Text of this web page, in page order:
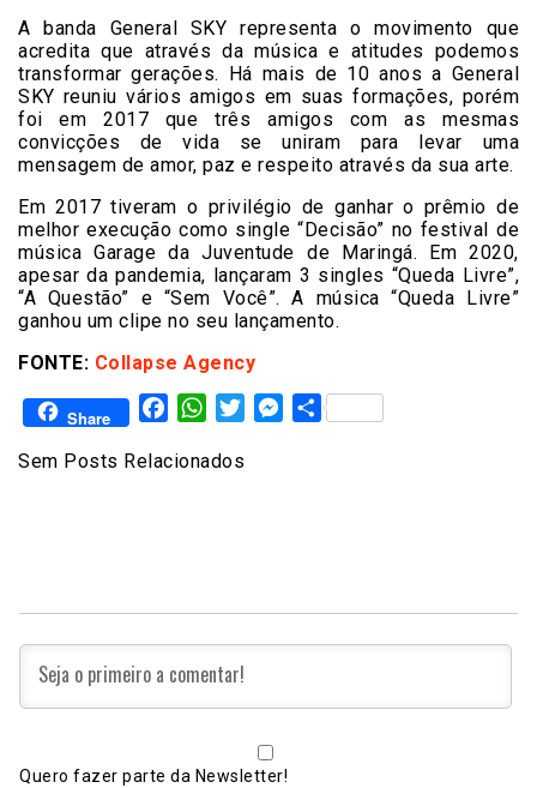
A banda General SKY representa o movimento que
acredita que através da música e atitudes podemos
transformar gerações. Há mais de 10 anos a General
SKY reuniu vários amigos em suas formações, porém
foi em 2017 que três amigos com as mesmas
convicções de vida se uniram para levar uma
mensagem de amor, paz e respeito através da sua arte.
Em 2017 tiveram o privilégio de ganhar o prêmio de
melhor execução como single “Decisão” no festival de
música Garage da Juventude de Maringá. Em 2020,
apesar da pandemia, lançaram 3 singles “Queda Livre”,
“A Questão” e “Sem Você”. A música “Queda Livre”
ganhou um clipe no seu lançamento.
FONTE: Collapse Agency
Share FacebookWhatsAppTwitterMessenger
Share
Sem Posts Relacionados
Quero fazer parte da Newsletter!